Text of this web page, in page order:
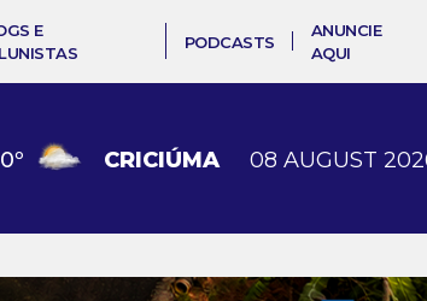
E
PODCASTS
ANUNCIE
AQUI
º CRICIÚMA 08 AUGUST